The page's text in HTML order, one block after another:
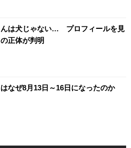
んは犬じゃない… プロフィールを見
正体が判明
はなぜ8月13日～16日になったのか